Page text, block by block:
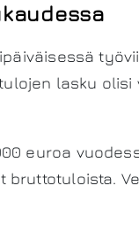
lasku olisi
euroa
bruttotuloista.